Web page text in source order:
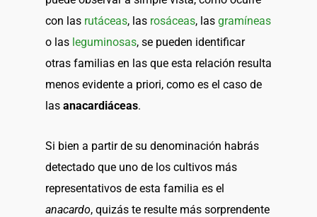
con las rutáceas, las rosáceas, las gramíneas
o las leguminosas, se pueden identificar
otras familias en las que esta relación resulta
menos evidente a priori, como es el caso de
las anacardiáceas.
Si bien a partir de su denominación habrás
detectado que uno de los cultivos más
representativos de esta familia es el
anacardo, quizás te resulte más sorprendente